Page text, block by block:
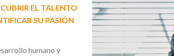
EL TALENTO
SU PASIÓN
humano y